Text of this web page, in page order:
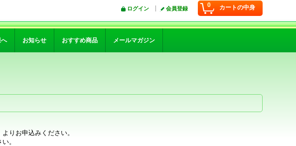
0 カートの中身
ログイン 会員登録
へ お知らせ おすすめ商品 メールマガジン
りお申込みください。
。